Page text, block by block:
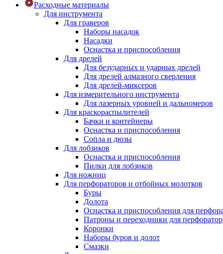
Расходные материалы
Для инструмента
Для граверов
Наборы насадок
Насадки
Оснастка и приспособления
Для дрелей
Для безударных и ударных дрелей
Для дрелей алмазного сверления
Для дрелей-миксеров
Для измерительного инструмента
Для лазерных уровней и дальномеров
Для краскораспылителей
Бачки и контейнеры
Оснастка и приспособления
Сопла и дюзы
Для лобзиков
Оснастка и приспособления
Пилки для лобзиков
Для ножниц
Для перфораторов и отбойных молотков
Буры
Долота
Оснастка и приспособления для
Патроны и переходники для
Коронки
Наборы буров и долот
Смазки